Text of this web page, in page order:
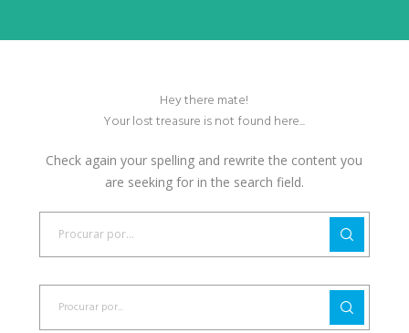
Hey there mate!
Your lost treasure is not found here...
Check again your spelling and rewrite the content you
are seeking for in the search field.